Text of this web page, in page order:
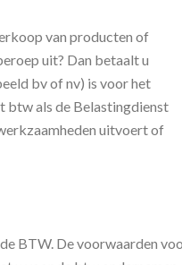
van producten of
uit? Dan betaalt u
bv of nv) is voor het
als de Belastingdienst
uitvoert of